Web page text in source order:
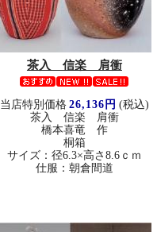
茶入 信楽 肩衝
当店特別価格 26,136円 (税込)
茶入 信楽 肩衝
橋本喜竜 作
桐箱
サイズ：径6.3×高さ8.6ｃｍ
仕服：朝倉間道